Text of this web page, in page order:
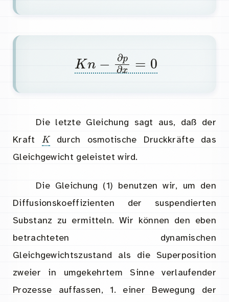
Kn x=
Die letzte Gleichung sagt aus, daß der
Kraft
durch osmotische Druckkräfte das
Gleichgewicht geleistet wird.
Die Gleichung (1) benutzen wir, um den
Diffusionskoeffizienten der suspendierten
Substanz zu ermitteln. Wir können den eben
betrachteten dynamischen
Gleichgewichtszustand als die Superposition
zweier in umgekehrtem Sinne verlaufender
Prozesse auffassen, 1. einer Bewegung der